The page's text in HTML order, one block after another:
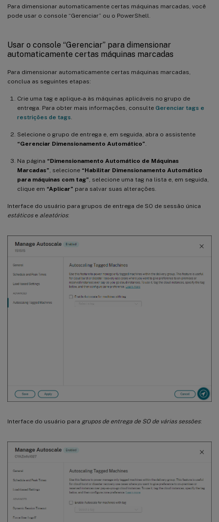
Para dimensionar automaticamente certas máquinas marcadas, você
pode usar o console “Gerenciar” ou o PowerShell.
Usar o console “Gerenciar” para dimensionar
automaticamente certas máquinas marcadas
Para dimensionar automaticamente certas máquinas marcadas,
conclua as seguintes etapas:
Crie uma tag e aplique-a às máquinas aplicáveis no grupo de
entrega. Para obter mais informações, consulte Gerenciar tags e
restrições de tags
Selecione o grupo de entrega e, em seguida, abra o assistente
“Gerenciar Dimensionamento Automático”
Na página “Dimensionamento Automático de Máquinas
Marcadas” , selecione “Habilitar Dimensionamento Automático
para máquinas com tag” , selecione uma tag na lista e, em seguida,
clique em “Aplicar” para salvar suas alterações.
Interface do usuário para grupos de entrega de SO de sessão única
estáticose aleatórios:
Interface do usuário para grupos de entrega de SO de várias sessões: